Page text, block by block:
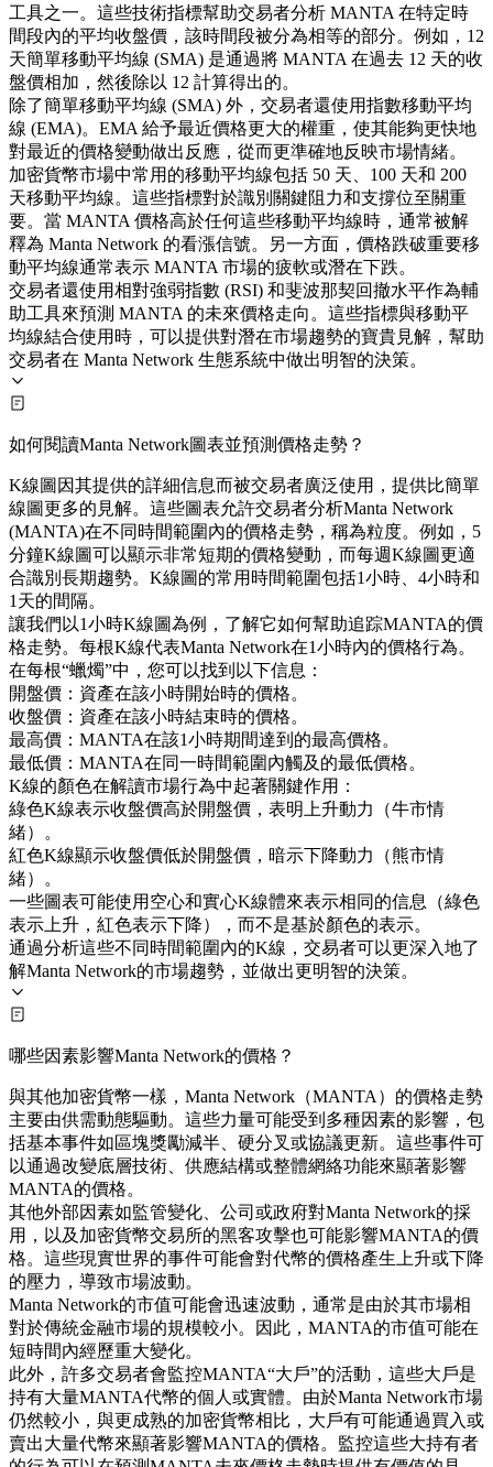
工具之一。這些技術指標幫助交易者分析 MANTA 在特定時
間段內的平均收盤價，該時間段被分為相等的部分。例如，12
天簡單移動平均線 (SMA) 是通過將 MANTA 在過去 12 天的收
盤價相加，然後除以 12 計算得出的。
除了簡單移動平均線 (SMA) 外，交易者還使用指數移動平均
線 (EMA)。EMA 給予最近價格更大的權重，使其能夠更快地
對最近的價格變動做出反應，從而更準確地反映市場情緒。
加密貨幣市場中常用的移動平均線包括 50 天、100 天和 200
天移動平均線。這些指標對於識別關鍵阻力和支撐位至關重
要。當 MANTA 價格高於任何這些移動平均線時，通常被解
釋為 Manta Network 的看漲信號。另一方面，價格跌破重要移
動平均線通常表示 MANTA 市場的疲軟或潛在下跌。
交易者還使用相對強弱指數 (RSI) 和斐波那契回撤水平作為輔
助工具來預測 MANTA 的未來價格走向。這些指標與移動平
均線結合使用時，可以提供對潛在市場趨勢的寶貴見解，幫助
交易者在 Manta Network 生態系統中做出明智的決策。
如何閱讀Manta Network圖表並預測價格走勢？
K線圖因其提供的詳細信息而被交易者廣泛使用，提供比簡單
線圖更多的見解。這些圖表允許交易者分析Manta Network
(MANTA)在不同時間範圍內的價格走勢，稱為粒度。例如，5
分鐘K線圖可以顯示非常短期的價格變動，而每週K線圖更適
合識別長期趨勢。K線圖的常用時間範圍包括1小時、4小時和
1天的間隔。
讓我們以1小時K線圖為例，了解它如何幫助追踪MANTA的價
格走勢。每根K線代表Manta Network在1小時內的價格行為。
在每根“蠟燭”中，您可以找到以下信息：
開盤價：資產在該小時開始時的價格。
收盤價：資產在該小時結束時的價格。
最高價：MANTA在該1小時期間達到的最高價格。
最低價：MANTA在同一時間範圍內觸及的最低價格。
K線的顏色在解讀市場行為中起著關鍵作用：
綠色K線表示收盤價高於開盤價，表明上升動力（牛市情
緒）。
紅色K線顯示收盤價低於開盤價，暗示下降動力（熊市情
緒）。
一些圖表可能使用空心和實心K線體來表示相同的信息（綠色
表示上升，紅色表示下降），而不是基於顏色的表示。
通過分析這些不同時間範圍內的K線，交易者可以更深入地了
解Manta Network的市場趨勢，並做出更明智的決策。
哪些因素影響Manta Network的價格？
與其他加密貨幣一樣，Manta Network（MANTA）的價格走勢
主要由供需動態驅動。這些力量可能受到多種因素的影響，包
括基本事件如區塊獎勵減半、硬分叉或協議更新。這些事件可
以通過改變底層技術、供應結構或整體網絡功能來顯著影響
MANTA的價格。
其他外部因素如監管變化、公司或政府對Manta Network的採
用，以及加密貨幣交易所的黑客攻擊也可能影響MANTA的價
格。這些現實世界的事件可能會對代幣的價格產生上升或下降
的壓力，導致市場波動。
Manta Network的市值可能會迅速波動，通常是由於其市場相
對於傳統金融市場的規模較小。因此，MANTA的市值可能在
短時間內經歷重大變化。
此外，許多交易者會監控MANTA“大戶”的活動，這些大戶是
持有大量MANTA代幣的個人或實體。由於Manta Network市場
仍然較小，與更成熟的加密貨幣相比，大戶有可能通過買入或
賣出大量代幣來顯著影響MANTA的價格。監控這些大持有者